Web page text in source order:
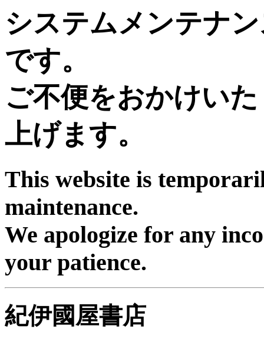
システムメンテナ
です。
ご不便をおかけい
上げます。
This website is
maintenance.
We apologize for any
your patience.
紀伊國屋書店